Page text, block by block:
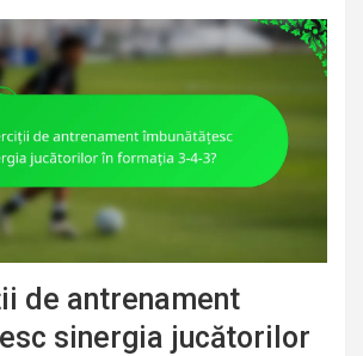
de antrenament
sinergia jucătorilor